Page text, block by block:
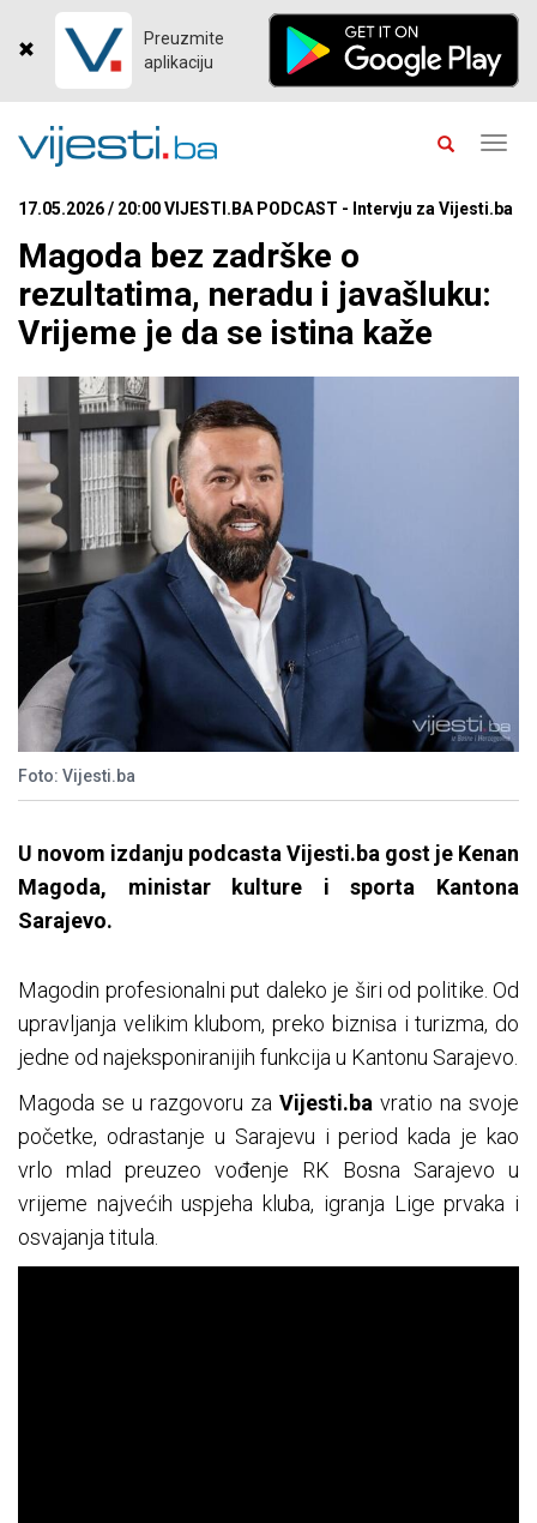
Preuzmite
aplikaciju
17.05.2026 / 20:00 VIJESTI.BA PODCAST - Intervju za Vijesti.ba
Magoda bez zadrške o
rezultatima, neradu i javašluku:
Vrijeme je da se istina kaže
Foto: Vijesti.ba
U novom izdanju podcasta Vijesti.ba gost je Kenan
Magoda, ministar kulture i sporta Kantona
Sarajevo.
Magodin profesionalni put daleko je širi od politike. Od
upravljanja velikim klubom, preko biznisa i turizma, do
jedne od najeksponiranijih funkcija u Kantonu Sarajevo.
Magoda se u razgovoru za Vijesti.ba vratio na svoje
početke, odrastanje u Sarajevu i period kada je kao
vrlo mlad preuzeo vođenje RK Bosna Sarajevo u
vrijeme najvećih uspjeha kluba, igranja Lige prvaka i
osvajanja titula.